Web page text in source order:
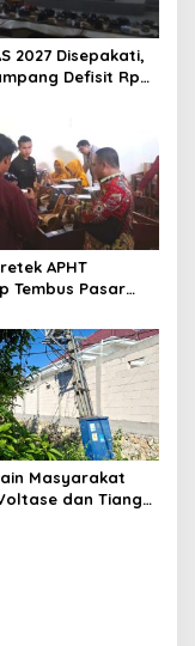
2027 Disepakati,
Defisit Rp
APHT
Tembus Pasar
Masyarakat
dan Tiang